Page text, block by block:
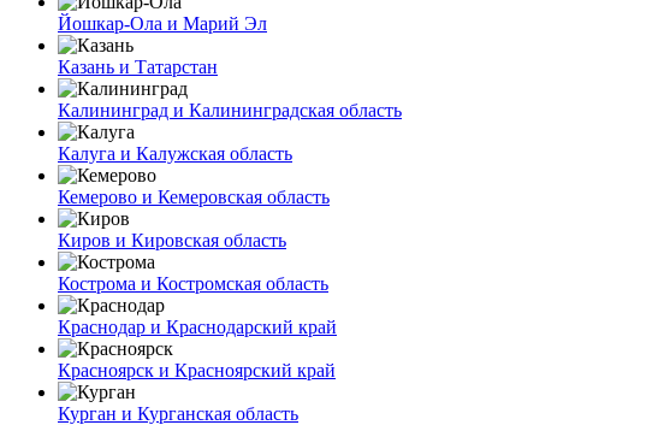
Йошкар-Ола и Марий Эл
Казань и Татарстан
Калининград и Калининградская область
Калуга и Калужская область
Кемерово и Кемеровская область
Киров и Кировская область
Кострома и Костромская область
Краснодар и Краснодарский край
Красноярск и Красноярский край
Курган и Курганская область